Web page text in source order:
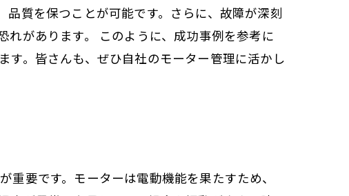
質を保つことが可能です。さらに、故障が深刻
があります。 このように、成功事例を参考に
す。皆さんも、ぜひ自社のモーター管理に活かし
要です。モーターは電動機能を果たすため、